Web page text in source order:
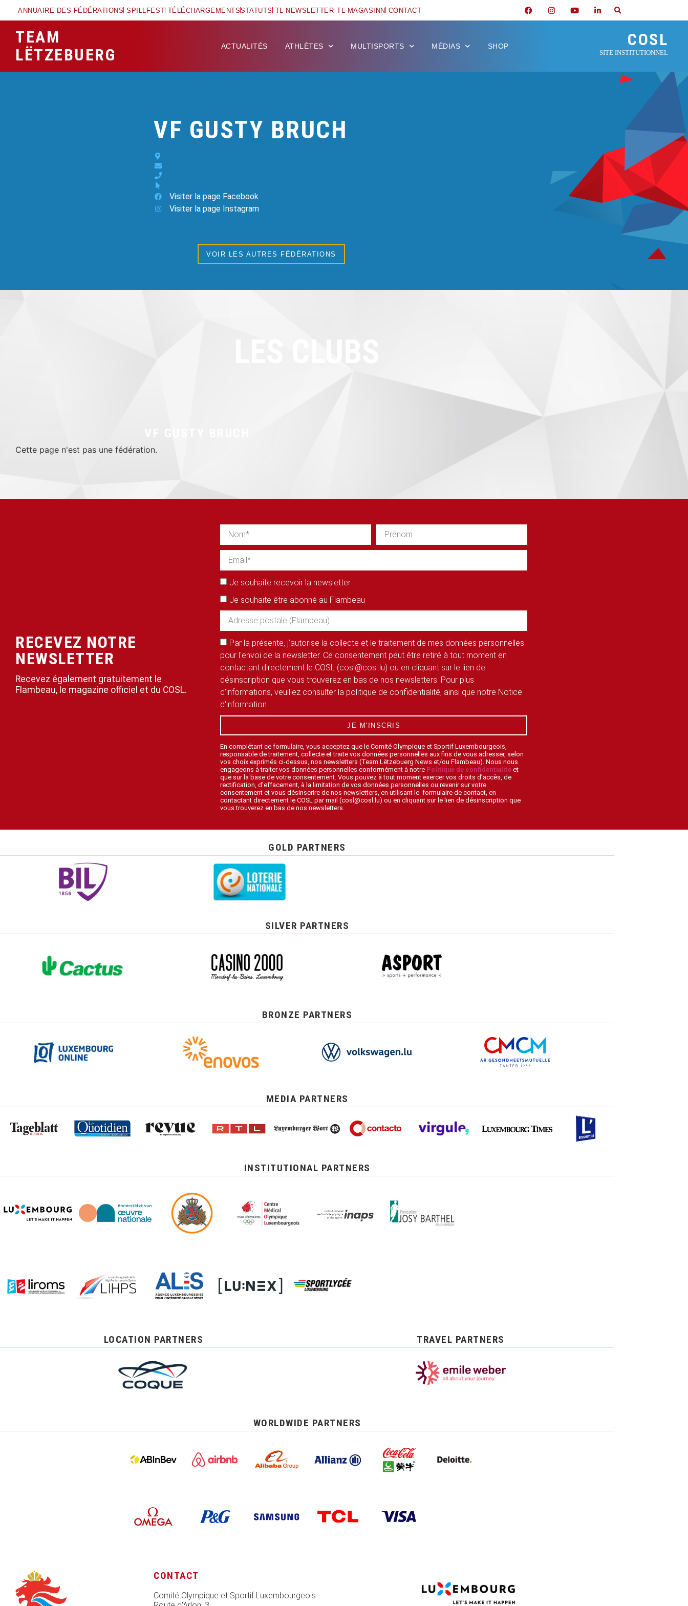
ANNUAIRE DES FÉDÉRATIONS SPILLFEST TÉLÉCHARGEMENTSSTATUTS TL NEWSLETTER TL MAGASINN CONTACT
TEAM
LËTZEBUERG
ACTUALITÉS ATHLÈTES MULTISPORTS MÉDIAS SHOP COSL
SITE INSTITUTIONNEL
VF GUSTY BRUCH
Visiter la page Facebook
Visiter la page Instagram
VOIR LES AUTRES FÉDÉRATIONS
Cette page n'est pas une fédération.
RECEVEZ NOTRE
NEWSLETTER
Recevez également gratuitement le
Flambeau, le magazine officiel et du COSL.
Je souhaite recevoir la newsletter
Je souhaite être abonné au Flambeau
Par la présente, j'autorise la collecte et le traitement de mes données personnelles
pour l'envoi de la newsletter. Ce consentement peut être retiré à tout moment en
contactant directement le COSL (cosl@cosl.lu) ou en cliquant sur le lien de
désinscription que vous trouverez en bas de nos newsletters. Pour plus
d'informations, veuillez consulter la politique de confidentialité, ainsi que notre Notice
d'information.
JE M'INSCRIS
En complétant ce formulaire, vous acceptez que le Comité Olympique et Sportif Luxembourgeois,
responsable de traitement, collecte et traite vos données personnelles aux fins de vous adresser, selon
vos choix exprimés ci-dessus, nos newsletters (Team Lëtzebuerg News et/ou Flambeau). Nous nous
engageons à traiter vos données personnelles conformément à notre Politique de confidentialité et
que sur la base de votre consentement. Vous pouvez à tout moment exercer vos droits d’accès, de
rectification, d’effacement, à la limitation de vos données personnelles ou revenir sur votre
consentement et vous désinscrire de nos newsletters, en utilisant le formulaire de contact, en
contactant directement le COSL par mail (cosl@cosl.lu) ou en cliquant sur le lien de désinscription que
vous trouverez en bas de nos newsletters.
GOLD PARTNERS
SILVER PARTNERS
BRONZE PARTNERS
MEDIA PARTNERS
INSTITUTIONAL PARTNERS
LOCATION PARTNERS TRAVEL PARTNERS
WORLDWIDE PARTNERS
CONTACT
Comité Olympique et Sportif Luxembourgeois